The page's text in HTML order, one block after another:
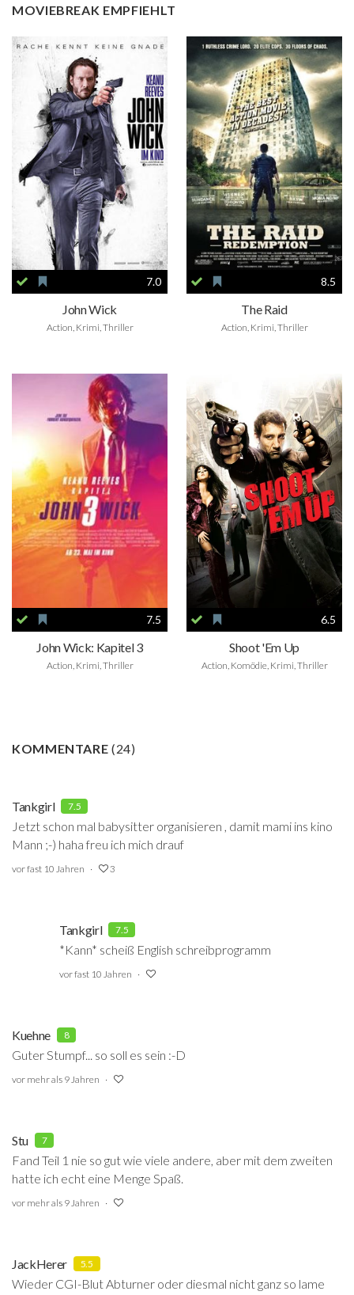
MOVIEBREAK EMPFIEHLT
7.0
John Wick
Action, Krimi, Thriller
8.5
The Raid
Action, Krimi, Thriller
7.5
John Wick: Kapitel 3
Action, Krimi, Thriller
6.5
Shoot 'Em Up
Action, Komödie, Krimi, Thriller
KOMMENTARE(24)
Tankgirl 7.5
Jetzt schon mal babysitter organisieren , damit mami ins kino
Mann ;-) haha freu ich mich drauf
vor fast 10 Jahren 3
Tankgirl 7.5
*Kann* scheiß English schreibprogramm
vor fast 10 Jahren
Kuehne 8
Guter Stumpf... so soll es sein :-D
vor mehr als 9 Jahren
Stu 7
Fand Teil 1 nie so gut wie viele andere, aber mit dem zweiten
hatte ich echt eine Menge Spaß.
vor mehr als 9 Jahren
JackHerer 5.5
Wieder CGI-Blut Abturner oder diesmal nicht ganz so lame